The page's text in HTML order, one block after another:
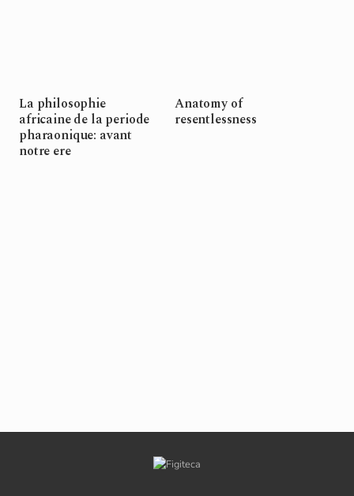
La philosophie
africaine de la periode
pharaonique: avant
notre ere
Anatomy of
resentlessness